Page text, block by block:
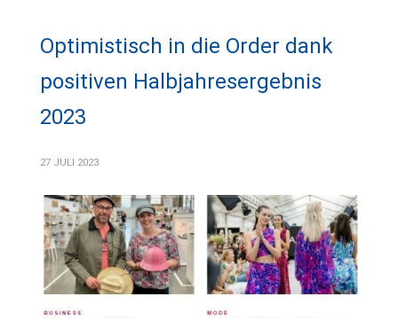
Optimistisch in die Order dank
positiven Halbjahresergebnis
2023
27 JULI 2023